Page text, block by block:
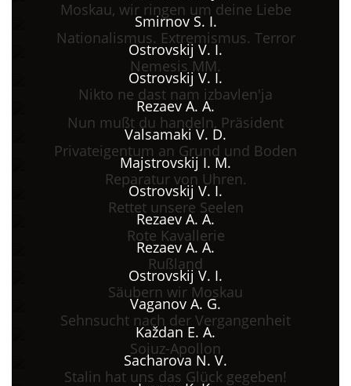
Moskau, wir ringen um deine Liebe
Smirnov S. I.
Nationalismus. Extremismus. Terror
Ostrovskij V. I.
Nemesis MM.
Ostrovskij V. I.
Nikto ne dast nam izbavlen'ja
Rezaev A. A.
Nun mußt du handeln, Präsident
Valsamaki V. D.
Privateigentum an Grund und Boden
Majstrovskij I. M.
Reparatur von Uhren.
Ostrovskij V. I.
Rettet unsere Seelen
Rezaev A. A.
Rote Kavallerie
Rezaev A. A.
Rußland
Ostrovskij V. I.
Säubern wir Moskau
Vaganov A. G.
Sehnsucht nach der Vergangenheit
Každan E. A.
Sojuz-Apollon
Sacharova N. V.
Stalin hat uns das Glück gegeben!